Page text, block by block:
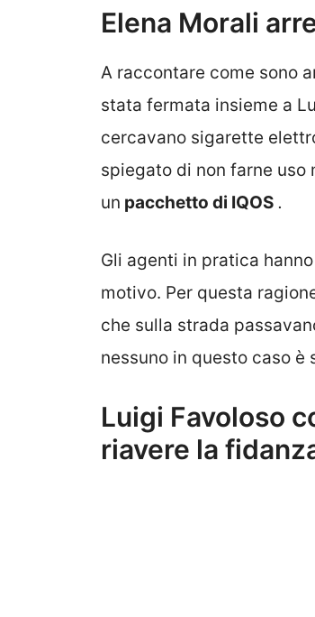
Elena Morali
A raccontare come sono
stata fermata insieme a
cercavano sigarette
spiegato di non farne uso
un pacchetto di IQOS .
Gli agenti in pratica
motivo. Per questa
che sulla strada
nessuno in questo caso è
Luigi Favoloso
riavere la